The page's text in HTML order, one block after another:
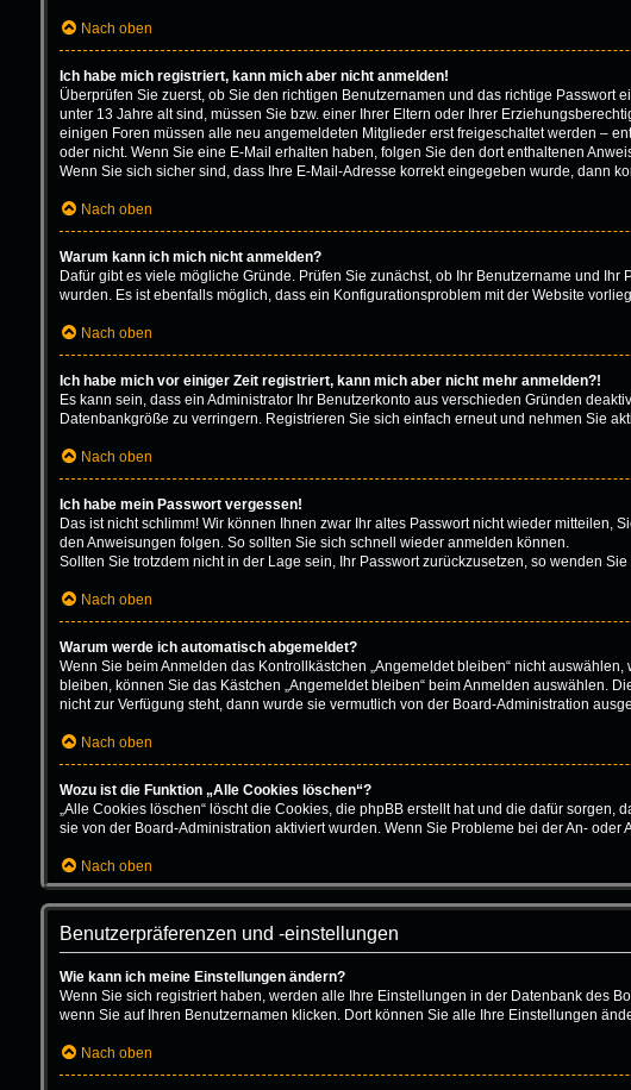
Nach oben
Ich habe mich registriert, kann mich aber nicht anmelden!
Überprüfen Sie zuerst, ob Sie den richtigen Benutzernamen und das richtige
unter 13 Jahre alt sind, müssen Sie bzw. einer Ihrer Eltern oder Ihrer
einigen Foren müssen alle neu angemeldeten Mitglieder erst freigeschaltet werden –
oder nicht. Wenn Sie eine E-Mail erhalten haben, folgen Sie den dort enthaltenen
Wenn Sie sich sicher sind, dass Ihre E-Mail-Adresse korrekt eingegeben wurde, dann
Nach oben
Warum kann ich mich nicht anmelden?
Dafür gibt es viele mögliche Gründe. Prüfen Sie zunächst, ob Ihr Benutzername und
wurden. Es ist ebenfalls möglich, dass ein Konfigurationsproblem mit der Website
Nach oben
Ich habe mich vor einiger Zeit registriert, kann mich aber nicht mehr anmelden?!
Es kann sein, dass ein Administrator Ihr Benutzerkonto aus verschieden Gründen
Datenbankgröße zu verringern. Registrieren Sie sich einfach erneut und nehmen Sie
Nach oben
Ich habe mein Passwort vergessen!
Das ist nicht schlimm! Wir können Ihnen zwar Ihr altes Passwort nicht wieder mitteilen,
den Anweisungen folgen. So sollten Sie sich schnell wieder anmelden können.
Sollten Sie trotzdem nicht in der Lage sein, Ihr Passwort zurückzusetzen, so wenden
Nach oben
Warum werde ich automatisch abgemeldet?
Wenn Sie beim Anmelden das Kontrollkästchen „Angemeldet bleiben“ nicht
bleiben, können Sie das Kästchen „Angemeldet bleiben“ beim Anmelden auswählen.
nicht zur Verfügung steht, dann wurde sie vermutlich von der Board-Administration
Nach oben
Wozu ist die Funktion „Alle Cookies löschen“?
„Alle Cookies löschen“ löscht die Cookies, die phpBB erstellt hat und die dafür
sie von der Board-Administration aktiviert wurden. Wenn Sie Probleme bei der An-
Nach oben
Benutzerpräferenzen und -einstellungen
Wie kann ich meine Einstellungen ändern?
Wenn Sie sich registriert haben, werden alle Ihre Einstellungen in der Datenbank des
wenn Sie auf Ihren Benutzernamen klicken. Dort können Sie alle Ihre Einstellungen
Nach oben